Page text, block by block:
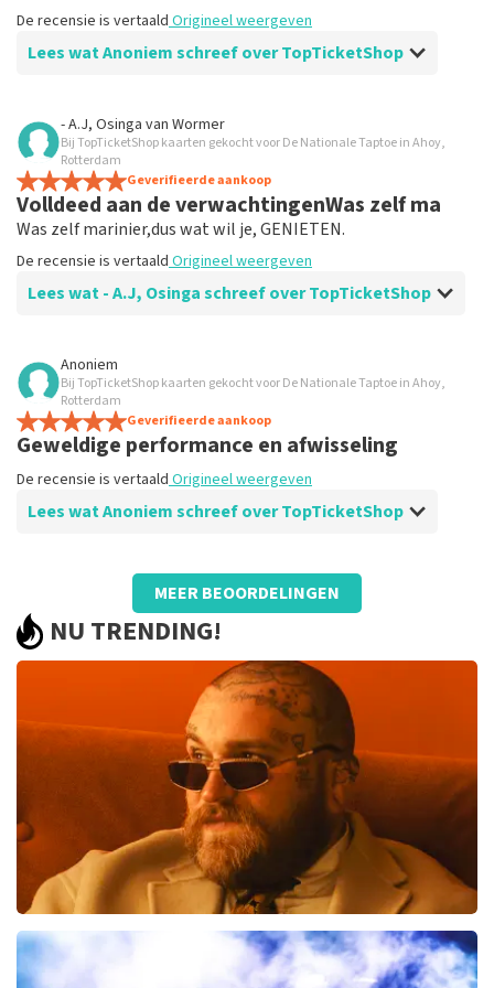
De recensie is vertaald Origineel weergeven
Lees wat Anoniem schreef over TopTicketShop
Beoordeling van Anoniem over
Ga zo door
De recensie is vertaaldOrigineel weergeven
- A.J, Osinga van Wormer
Bij TopTicketShop kaarten gekocht voor De Nationale Taptoe in Ahoy,
Rotterdam
Geverifieerde aankoop
Volldeed aan de verwachtingenWas zelf ma
Was zelf marinier,dus wat wil je, GENIETEN.
De recensie is vertaald Origineel weergeven
Lees wat - A.J, Osinga schreef over TopTicketShop
Beoordeling van - A.J, Osinga over
Waarom 70.50 euro betalen en dab]n de
bon krijgen van 30.50euro.
De recensie is vertaaldOrigineel weergeven
Anoniem
Bij TopTicketShop kaarten gekocht voor De Nationale Taptoe in Ahoy,
Rotterdam
Geverifieerde aankoop
Geweldige performance en afwisseling
De recensie is vertaald Origineel weergeven
Lees wat Anoniem schreef over TopTicketShop
Beoordeling van Anoniem overTopTicketShop
Vreemd dat er een andere naam op het
ticket stond terwijl we al heel vroeg
geboekt hadden. Prijs hoger dan op ticket
De recensie is vertaaldOrigineel weergeven
MEER BEOORDELINGEN
NU TRENDING!
Teddy Swims